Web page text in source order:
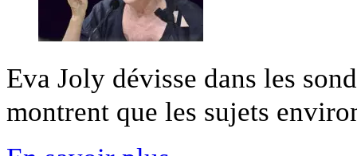
Eva Joly dévisse dans les
montrent que les sujets